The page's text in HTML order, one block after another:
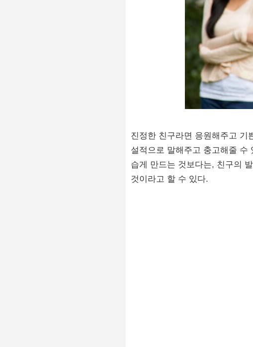
진정한 친구라면 응원해주고 기
설적으로 말해주고 충고해줄 수
습게 만드는 것보다는, 친구의
것이라고 할 수 있다.